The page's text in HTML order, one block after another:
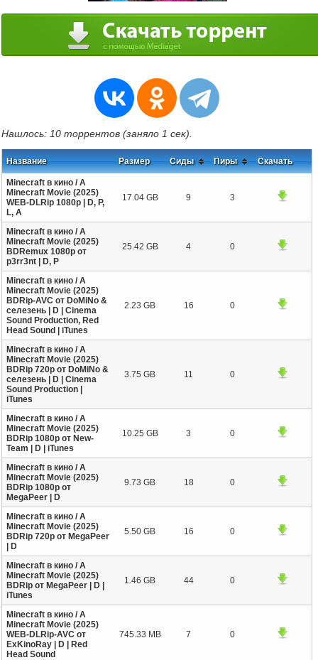
Нашлось: 10 торрентов (заняло 1 сек).
Название Размер Сиды Пиры Скачать
Minecraft в кино / A
Minecraft Movie (2025)
WEB-DLRip 1080p | D, P,
L, A
17.04 GB 9 3
Minecraft в кино / A
Minecraft Movie (2025)
BDRemux 1080p от
p3rr3nt | D, P
25.42 GB 4 0
Minecraft в кино / A
Minecraft Movie (2025)
BDRip-AVC от DoMiNo &
селезень | D | Cinema
Sound Production, Red
Head Sound | iTunes
2.23 GB 16 0
Minecraft в кино / A
Minecraft Movie (2025)
BDRip 720p от DoMiNo &
селезень | D | Cinema
Sound Production |
iTunes
3.75 GB 11 0
Minecraft в кино / A
Minecraft Movie (2025)
BDRip 1080p от New-
Team | D | iTunes
10.25 GB 3 0
Minecraft в кино / A
Minecraft Movie (2025)
BDRip 1080p от
MegaPeer | D
9.73 GB 18 0
Minecraft в кино / A
Minecraft Movie (2025)
BDRip 720p от MegaPeer
| D
5.50 GB 16 0
Minecraft в кино / A
Minecraft Movie (2025)
BDRip от MegaPeer | D |
iTunes
1.46 GB 44 0
Minecraft в кино / A
Minecraft Movie (2025)
WEB-DLRip-AVC от
ExKinoRay | D | Red
Head Sound
745.33 MB 7 0